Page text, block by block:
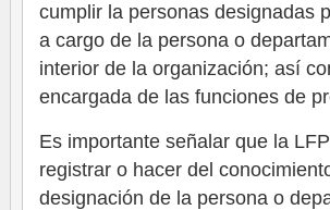
cumplir la personas designadas
a cargo de la persona o
interior de la organización; así
encargada de las funciones de
Es importante señalar que la
registrar o hacer del
designación de la persona o